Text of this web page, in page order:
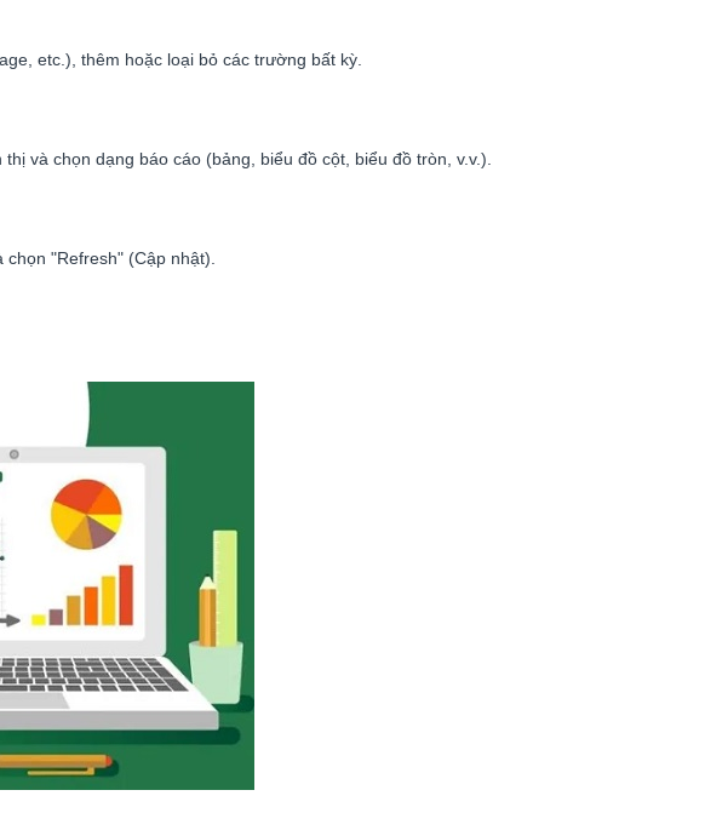
etc.), thêm hoặc loại bỏ các trường bất kỳ.
và chọn dạng báo cáo (bảng, biểu đồ cột, biểu đồ tròn, v.v.).
"Refresh" (Cập nhật).